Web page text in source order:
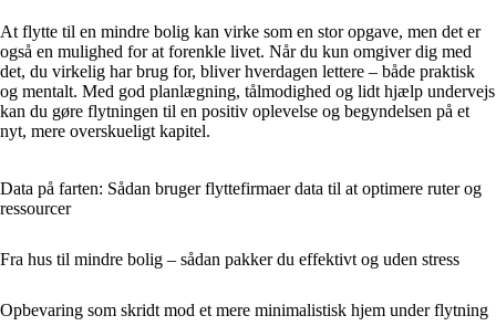
At flytte til en mindre bolig kan virke som en stor opgave, men det er
også en mulighed for at forenkle livet. Når du kun omgiver dig med
det, du virkelig har brug for, bliver hverdagen lettere – både praktisk
og mentalt. Med god planlægning, tålmodighed og lidt hjælp undervejs
kan du gøre flytningen til en positiv oplevelse og begyndelsen på et
nyt, mere overskueligt kapitel.
Data på farten: Sådan bruger flyttefirmaer data til at optimere ruter og
ressourcer
Fra hus til mindre bolig – sådan pakker du effektivt og uden stress
Opbevaring som skridt mod et mere minimalistisk hjem under flytning